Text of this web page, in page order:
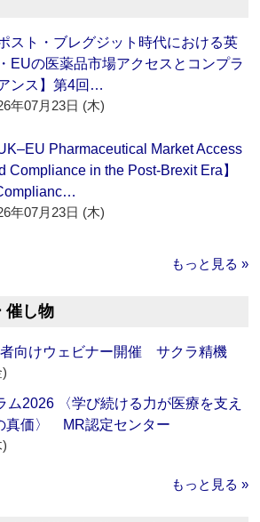
ポスト・ブレグジット時代における英
EUの医薬品市場アクセスとコンプラ
ンス】第4回…
年07月23日 (木)
UK–EU Pharmaceutical Market Access
Compliance in the Post-Brexit Era】
年07月23日 (木)
もっと見る »
催し物
向けウェビナー開催 サクラ精機
ム2026 〈学び続ける力が医療を支え
真価〉 MR認定センター
もっと見る »